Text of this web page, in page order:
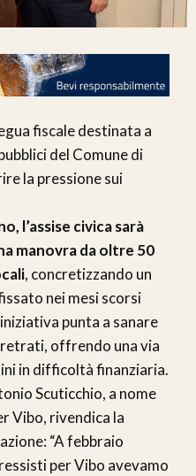
fiscale destinata a
del Comune di
la pressione sui
l’assise civica sarà
manovra da oltre 50
, concretizzando un
nei mesi scorsi
punta a sanare
offrendo una via
in difficoltà finanziaria.
Scuticchio, a nome
Vibo, rivendica la
“A febbraio
per Vibo avevamo